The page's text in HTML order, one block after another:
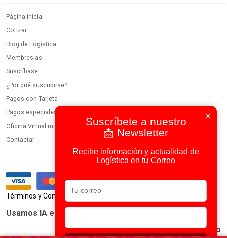
×
Suscríbete a nuestro
📩 Newsletter
Recibe información y actualidad de
Logística en tu Correo
Página inicial
Cotizar
Blog de Logística
Membresías
Suscríbase
¿Por qué suscribirse?
Pagos con Tarjeta
Pagos especiales
Oficina Virtual miembros
Contactar
Términos y Condiciones |
Usamos IA en todos nuestros procesos
Portal Logístico Latinoamericano